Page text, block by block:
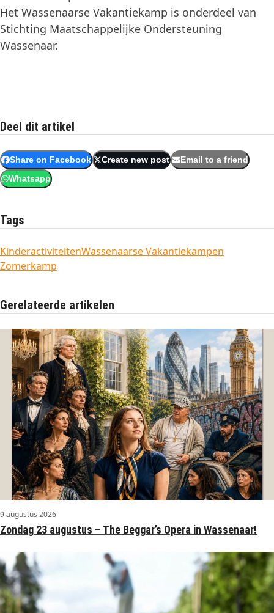
Het Wassenaarse Vakantiekamp is onderdeel van
Stichting Maatschappelijke Ondersteuning
Wassenaar.
Deel dit artikel
Share on Facebook Create new post Email to a friend
Whatsapp
Tags
KinderactiviteitenWassenaarse Vakantiekampen
Zomerkamp
Gerelateerde artikelen
9 augustus 2026
Zondag 23 augustus – The Beggar’s Opera in Wassenaar!